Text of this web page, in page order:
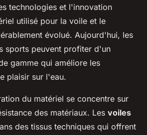
technologies et l'innovation
utilisé pour la voile et le
évolué. Aujourd'hui, les
sports peuvent profiter d'un
gamme qui améliore les
plaisir sur l'eau.
du matériel se concentre sur
des matériaux. Les voiles
des tissus techniques qui offrent